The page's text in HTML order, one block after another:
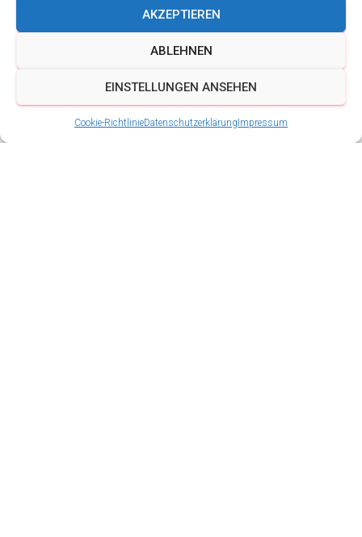
AKZEPTIEREN
ABLEHNEN
EINSTELLUNGEN ANSEHEN
Cookie-RichtlinieDatenschutzerklärung Impressum